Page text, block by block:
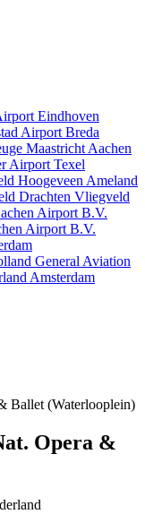
Eindhoven
Airport Breda
Maastricht Aachen
Airport Texel
Hoogeveen Ameland
Drachten Vliegveld
Airport B.V.
Airport B.V.
General Aviation
Amsterdam
Ballet (Waterlooplein)
Opera &